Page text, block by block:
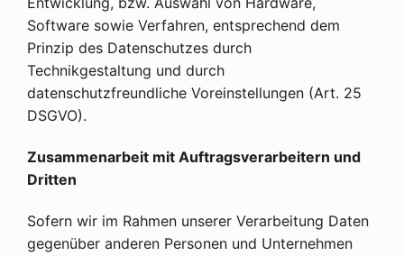
Software sowie Verfahren, entsprechend dem
Prinzip des Datenschutzes durch
Technikgestaltung und durch
datenschutzfreundliche Voreinstellungen (Art. 25
DSGVO).
Zusammenarbeit mit Auftragsverarbeitern und
Dritten
Sofern wir im Rahmen unserer Verarbeitung Daten
gegenüber anderen Personen und Unternehmen